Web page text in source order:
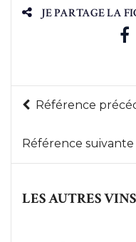
JE PARTAGE LA
Référence
Référence suivante
LES AUTRES